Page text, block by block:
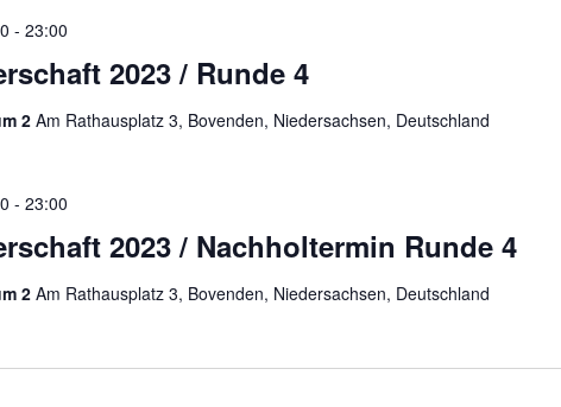
2023 / Runde 4
- 23:00
2 Am Rathausplatz 3, Bovenden, Niedersachsen, Deutschland
2023 / Nachholtermin Runde 4
- 23:00
2 Am Rathausplatz 3, Bovenden, Niedersachsen, Deutschland